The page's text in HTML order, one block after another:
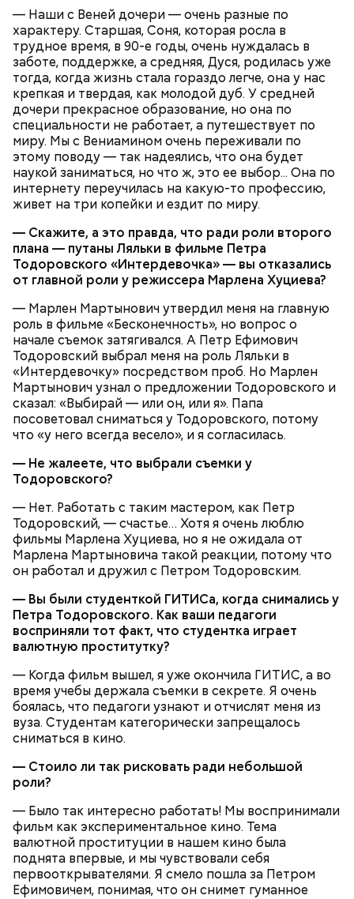
— Наши с Веней дочери — очень разные по
характеру. Старшая, Соня, которая росла в
трудное время, в 90-е годы, очень нуждалась в
заботе, поддержке, а средняя, Дуся, родилась уже
тогда, когда жизнь стала гораздо легче, она у нас
крепкая и твердая, как молодой дуб. У средней
дочери прекрасное образование, но она по
специальности не работает, а путешествует по
миру. Мы с Вениамином очень переживали по
этому поводу — так надеялись, что она будет
наукой заниматься, но что ж, это ее выбор... Она по
интернету переучилась на какую-то профессию,
живет на три копейки и ездит по миру.
— Скажите, а это правда, что ради роли второго
плана — путаны Ляльки в фильме Петра
Тодоровского «Интердевочка» — вы отказались
от главной роли у режиссера Марлена Хуциева?
— Марлен Мартынович утвердил меня на главную
роль в фильме «Бесконечность», но вопрос о
начале съемок затягивался. А Петр Ефимович
Тодоровский выбрал меня на роль Ляльки в
«Интердевочку» посредством проб. Но Марлен
Мартынович узнал о предложении Тодоровского и
сказал: «Выбирай — или он, или я». Папа
посоветовал сниматься у Тодоровского, потому
что «у него всегда весело», и я согласилась.
— Не жалеете, что выбрали съемки у
Тодоровского?
— Нет. Работать с таким мастером, как Петр
Тодоровский, — счастье… Хотя я очень люблю
фильмы Марлена Хуциева, но я не ожидала от
Марлена Мартыновича такой реакции, потому что
он работал и дружил с Петром Тодоровским.
— Вы были студенткой ГИТИСа, когда снимались у
Петра Тодоровского. Как ваши педагоги
восприняли тот факт, что студентка играет
валютную проститутку?
— Когда фильм вышел, я уже окончила ГИТИС, а во
время учебы держала съемки в секрете. Я очень
боялась, что педагоги узнают и отчислят меня из
вуза. Студентам категорически запрещалось
сниматься в кино.
— Стоило ли так рисковать ради небольшой
роли?
— Было так интересно работать! Мы воспринимали
фильм как экспериментальное кино. Тема
валютной проституции в нашем кино была
поднята впервые, и мы чувствовали себя
первооткрывателями. Я смело пошла за Петром
Ефимовичем, понимая, что он снимет гуманное